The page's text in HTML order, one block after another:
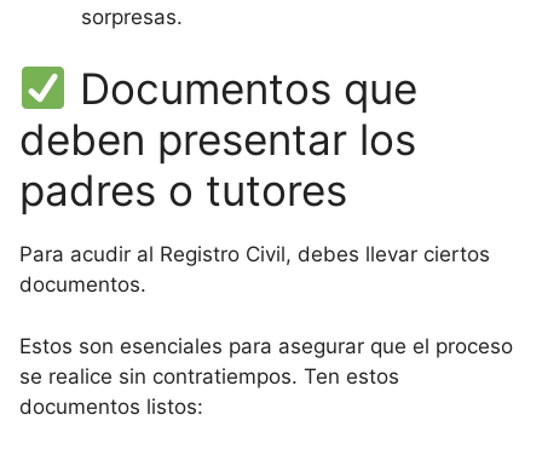
sorpresas.
Documentos que
deben presentar los
padres o tutores
Para acudir al Registro Civil, debes llevar ciertos
documentos.
Estos son esenciales para asegurar que el proceso
se realice sin contratiempos. Ten estos
documentos listos: